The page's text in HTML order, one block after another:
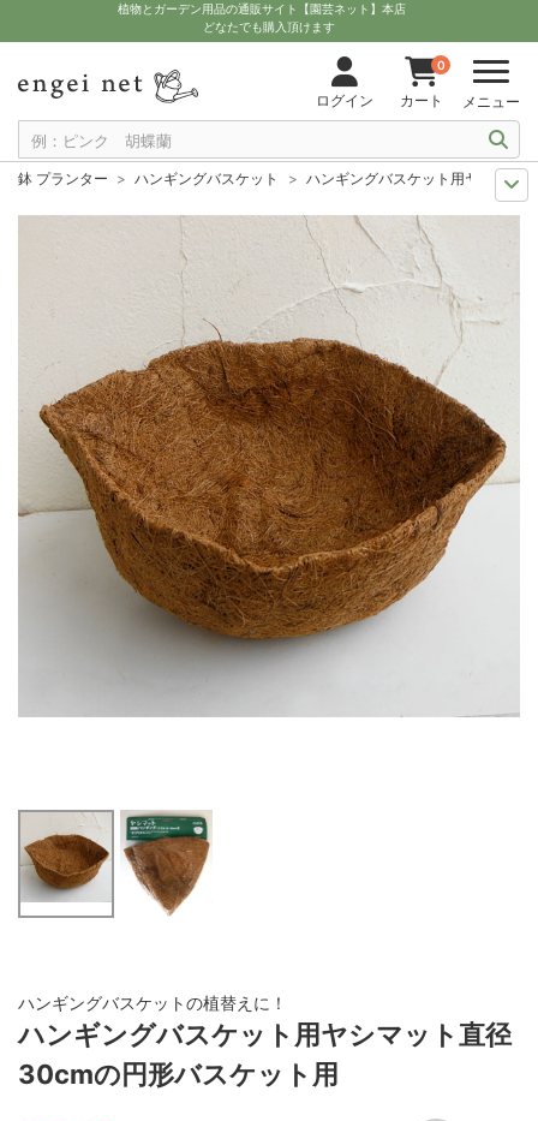
植物とガーデン用品の通販サイト【園芸ネット】本店
どなたでも購入頂けます
ログイン
0
カート メニュー
鉢 プランター ハンギングバスケット
ハンギングバスケット用ヤシマッ
11月中下旬予約
グッズ・資材
ハンギングバスケット用ヤシマット直径
グッズ・資材
ハンギングバスケット用ヤシマット直径
グッズ・資材 ハンギングバスケット用ヤシマット直径
ハンギングバスケットの植替えに！
ハンギングバスケット用ヤシマット直径
30cmの円形バスケット用